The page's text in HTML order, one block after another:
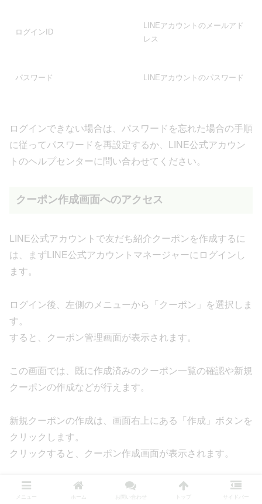
ログインID
LINEアカウントのメールアド
レス
パスワード LINEアカウントのパスワード
ログインできない場合は、パスワードを忘れた場合の手順
に従ってパスワードを再設定するか、LINE公式アカウン
トのヘルプセンターに問い合わせてください。
クーポン作成画面へのアクセス
LINE公式アカウントで友だち紹介クーポンを作成するに
は、まずLINE公式アカウントマネージャーにログインし
ます。
ログイン後、左側のメニューから「クーポン」を選択しま
す。
すると、クーポン管理画面が表示されます。
この画面では、既に作成済みのクーポン一覧の確認や新規
クーポンの作成などが行えます。
新規クーポンの作成は、画面右上にある「作成」ボタンを
クリックします。
クリックすると、クーポン作成画面が表示されます。
クーポン作成画面では、以下の3種類のクーポンから選択
メニュー ホーム お問い合わせ サイドバー